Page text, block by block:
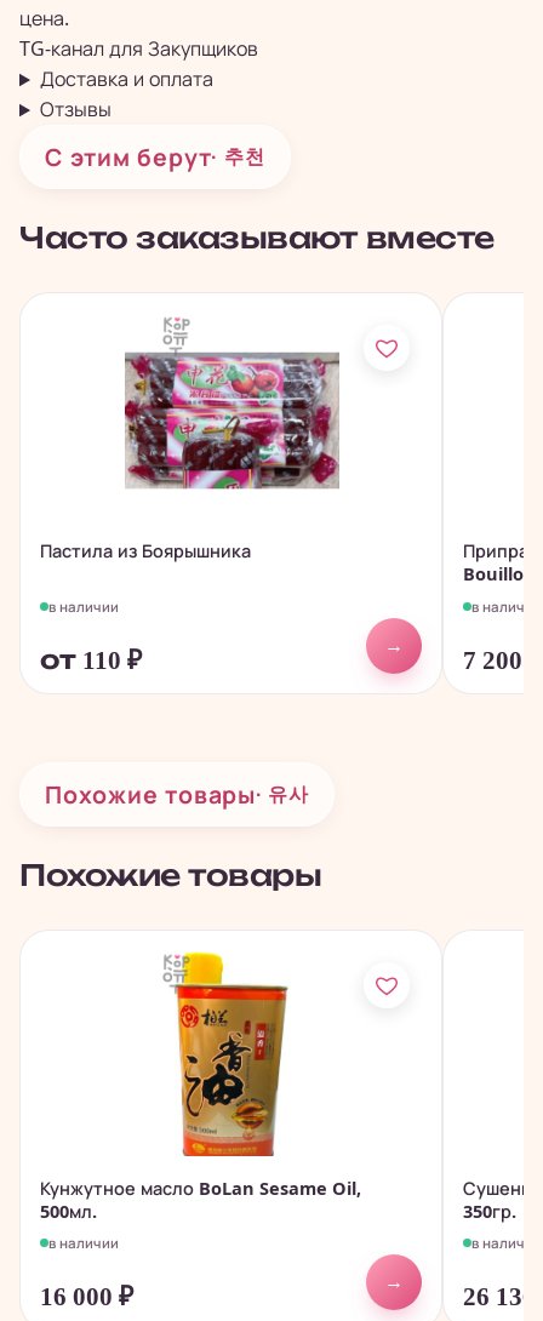
цена.
TG-канал для Закупщиков
Доставка и оплата
Отзывы
С этим берут· 추천
Часто заказывают вместе
Пастила из Боярышника
в наличии
от 110 ₽
→
Bouillon
в наличии
7 200
Похожие товары· 유사
Похожие товары
Кунжутное масло BoLan Sesame Oil,
500мл.
в наличии
16 000 ₽
→
350гр.
в наличии
26 136